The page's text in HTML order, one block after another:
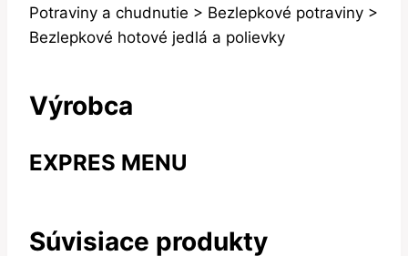
Potraviny a chudnutie > Bezlepkové potraviny >
Bezlepkové hotové jedlá a polievky
Výrobca
EXPRES MENU
Súvisiace produkty